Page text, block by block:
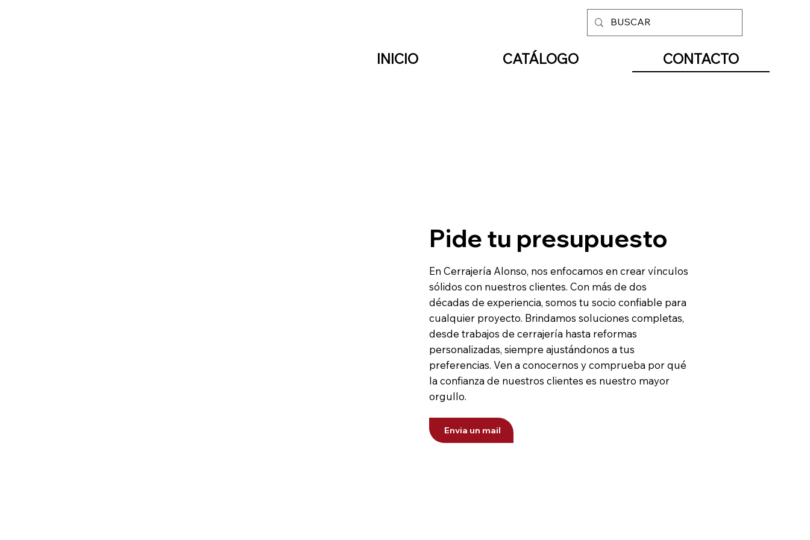
INICIO CATÁLOGO CONTACTO
Pide tu presupuesto
En Cerrajería Alonso, nos enfocamos en crear vínculos
sólidos con nuestros clientes. Con más de dos
décadas de experiencia, somos tu socio confiable para
cualquier proyecto. Brindamos soluciones completas,
desde trabajos de cerrajería hasta reformas
personalizadas, siempre ajustándonos a tus
preferencias. Ven a conocernos y comprueba por qué
la confianza de nuestros clientes es nuestro mayor
orgullo.
Envia un mail